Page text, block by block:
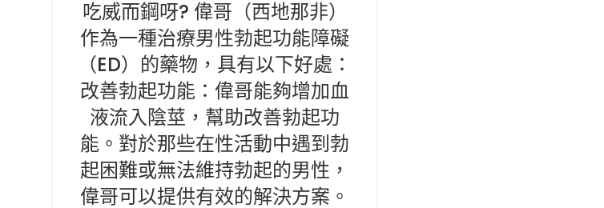
吃威而鋼呀? 偉哥（西地那非）
作為一種治療男性勃起功能障礙
（ED）的藥物，具有以下好處：
改善勃起功能：偉哥能夠增加血
液流入陰莖，幫助改善勃起功
能。對於那些在性活動中遇到勃
起困難或無法維持勃起的男性，
偉哥可以提供有效的解決方案。